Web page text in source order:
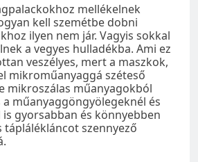
mellékelnek
kell szemétbe dobni
ilyen nem jár. Vagyis sokkal
a vegyes hulladékba. Ami ez
veszélyes, mert a maszkok,
mikroműanyaggá széteső
mikroszálas műanyagokból
a műanyaggöngyölegeknél és
gyorsabban és könnyebben
táplálékláncot szennyező